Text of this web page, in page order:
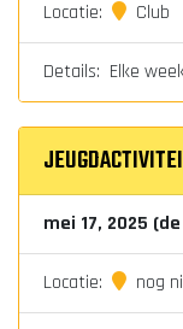
Locatie: Club
Details: Elke
mei 17, 2025
Locatie: nog